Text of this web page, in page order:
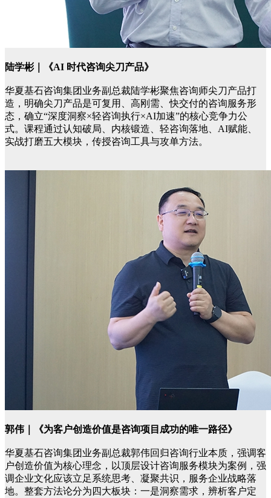
陆学彬｜《AI 时代咨询尖刀产品》
华夏基石咨询集团业务副总裁陆学彬聚焦咨询师尖刀产品打
造，明确尖刀产品是可复用、高刚需、快交付的咨询服务形
态，确立“深度洞察×轻咨询执行×AI加速”的核心竞争力公
式。课程通过认知破局、内核锻造、轻咨询落地、AI赋能、
实战打磨五大模块，传授咨询工具与攻单方法。
郭伟｜《为客户创造价值是咨询项目成功的唯一路径》
华夏基石咨询集团业务副总裁郭伟回归咨询行业本质，强调客
户创造价值为核心理念，以顶层设计咨询服务模块为案例，强
调企业文化应该立足系统思考、凝聚共识，服务企业战略落
地。整套方法论分为四大板块：一是洞察需求，辨析客户定